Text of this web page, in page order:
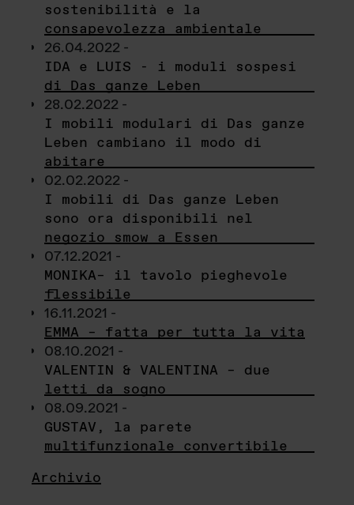
sostenibilità e la
consapevolezza ambientale
26.04.2022 -
IDA e LUIS - i moduli sospesi
di Das ganze Leben
28.02.2022 -
I mobili modulari di Das ganze
Leben cambiano il modo di
abitare
02.02.2022 -
I mobili di Das ganze Leben
sono ora disponibili nel
negozio smow a Essen
07.12.2021 -
MONIKA– il tavolo pieghevole
flessibile
16.11.2021 -
EMMA – fatta per tutta la vita
08.10.2021 -
VALENTIN & VALENTINA – due
letti da sogno
08.09.2021 -
GUSTAV, la parete
multifunzionale convertibile
Archivio